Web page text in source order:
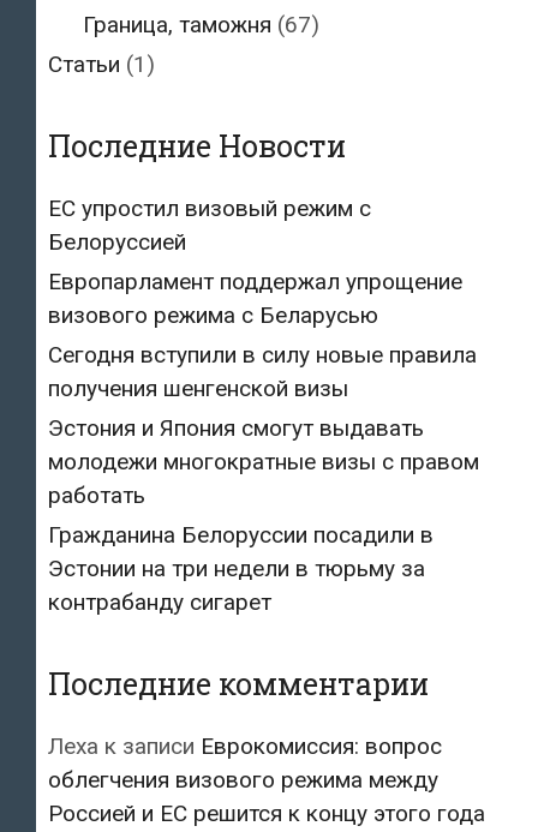
Граница, таможня (67)
Статьи (1)
Последние Новости
ЕС упростил визовый режим с
Белоруссией
Европарламент поддержал упрощение
визового режима с Беларусью
Сегодня вступили в силу новые правила
получения шенгенской визы
Эстония и Япония смогут выдавать
молодежи многократные визы с правом
работать
Гражданина Белоруссии посадили в
Эстонии на три недели в тюрьму за
контрабанду сигарет
Последние комментарии
Леха к записи Еврокомиссия: вопрос
облегчения визового режима между
Россией и ЕС решится к концу этого года